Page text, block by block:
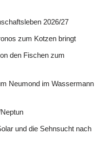
2026/27
zum Kotzen bringt
den Fischen zum
Neumond im Wassermann
und die Sehnsucht nach